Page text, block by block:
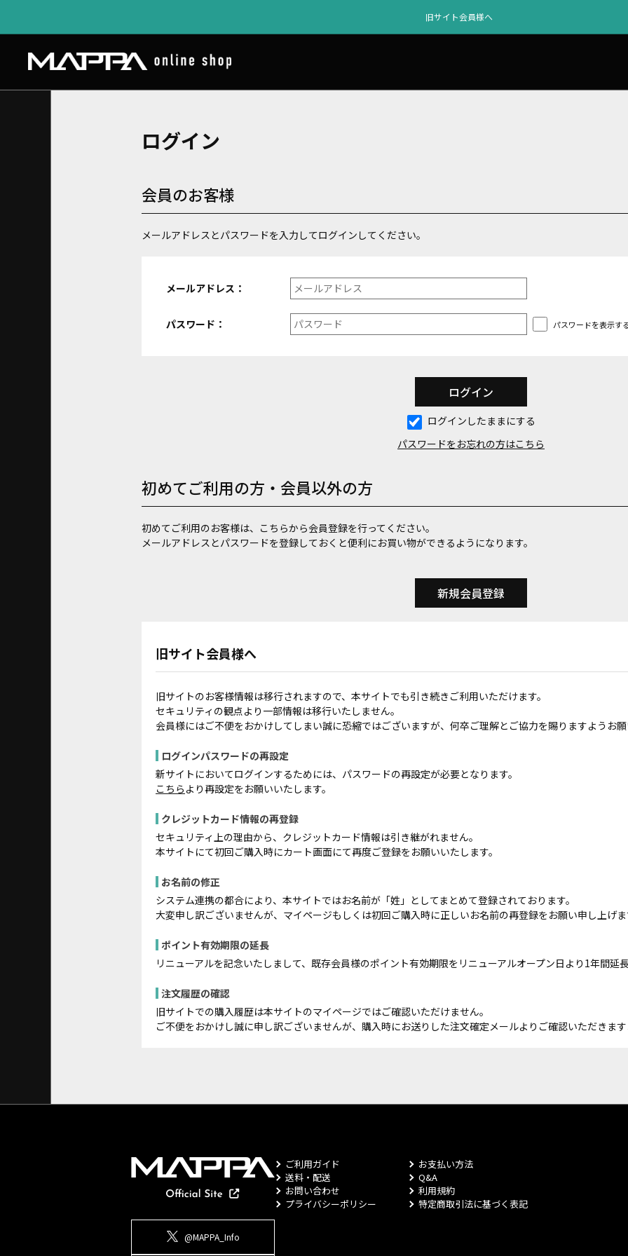
旧サイト会員様へ
ログイン
会員のお客様
メールアドレスとパスワードを入力してログインしてください。
メールアドレス：
パスワード： パスワードを表示す
ログインしたままにする
パスワードをお忘れの方はこちら
初めてご利用の方・会員以外の方
初めてご利用のお客様は、こちらから会員登録を行ってください。
メールアドレスとパスワードを登録しておくと便利にお買い物ができるようになります。
旧サイト会員様へ
旧サイトのお客様情報は移行されますので、本サイトでも引き続きご利用いただけます。
セキュリティの観点より一部情報は移行いたしません。
会員様にはご不便をおかけしてしまい誠に恐縮ではございますが、何卒ご理解とご協力を賜りますようお
ログインパスワードの再設定
新サイトにおいてログインするためには、パスワードの再設定が必要となります。
こちら より再設定をお願いいたします。
クレジットカード情報の再登録
セキュリティ上の理由から、クレジットカード情報は引き継がれません。
本サイトにて初回ご購入時にカート画面にて再度ご登録をお願いいたします。
お名前の修正
システム連携の都合により、本サイトではお名前が「姓」としてまとめて登録されております。
大変申し訳ございませんが、マイページもしくは初回ご購入時に正しいお名前の再登録をお願い申し上げ
ポイント有効期限の延長
リニューアルを記念いたしまして、既存会員様のポイント有効期限をリニューアルオープン日より1年間延
注文履歴の確認
旧サイトでの購入履歴は本サイトのマイページではご確認いただけません。
ご不便をおかけし誠に申し訳ございませんが、購入時にお送りした注文確定メールよりご確認いただきま
@MAPPA_Info
ご利用ガイド
お支払い方法
送料・配送
Q&A
お問い合わせ
利用規約
プライバシーポリシー
特定商取引法に基づく表記